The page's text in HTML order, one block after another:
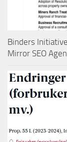
Binders
Mirror SEO